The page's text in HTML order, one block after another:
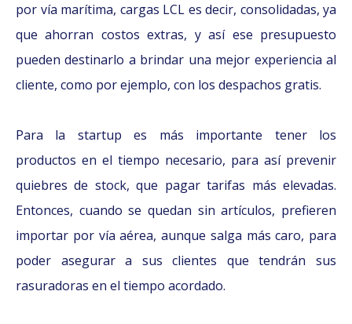
por vía marítima, cargas LCL es decir, consolidadas, ya
que ahorran costos extras, y así ese presupuesto
pueden destinarlo a brindar una mejor experiencia al
cliente, como por ejemplo, con los despachos gratis.
Para la startup es más importante tener los
productos en el tiempo necesario, para así prevenir
quiebres de stock, que pagar tarifas más elevadas.
Entonces, cuando se quedan sin artículos, prefieren
importar por vía aérea, aunque salga más caro, para
poder asegurar a sus clientes que tendrán sus
rasuradoras en el tiempo acordado.